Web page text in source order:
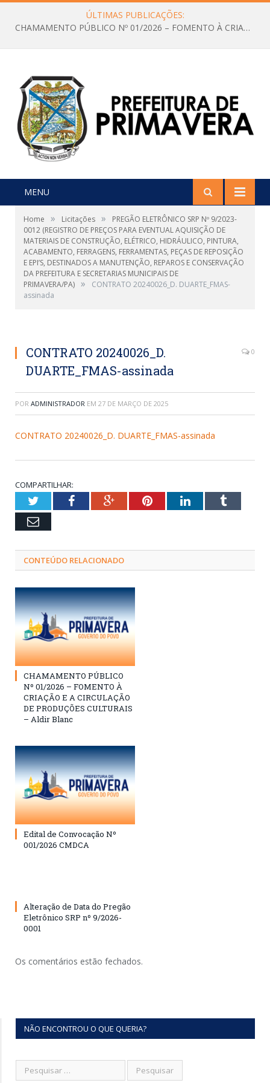
ÚLTIMAS PUBLICAÇÕES:
CHAMAMENTO PÚBLICO Nº 01/2026 – FOMENTO À CRIAÇÃO E A CIRCULAÇÃO DE PRODUÇÕES CULTURAIS – Aldir Blanc
MENU
Home » Licitações »
PREGÃO ELETRÔNICO SRP Nº 9/2023-
0012 (REGISTRO DE PREÇOS PARA EVENTUAL AQUISIÇÃO DE
MATERIAIS DE CONSTRUÇÃO, ELÉTRICO, HIDRÁULICO, PINTURA,
ACABAMENTO, FERRAGENS, FERRAMENTAS, PEÇAS DE REPOSIÇÃO
E EPI’S, DESTINADOS A MANUTENÇÃO, REPAROS E CONSERVAÇÃO
DA PREFEITURA E SECRETARIAS MUNICIPAIS DE
PRIMAVERA/PA) »
CONTRATO 20240026_D. DUARTE_FMAS-
assinada
CONTRATO 20240026_D.
DUARTE_FMAS-assinada
0
POR ADMINISTRADOR EM 27 DE MARÇO DE 2025
CONTRATO 20240026_D. DUARTE_FMAS-assinada
COMPARTILHAR:
TwitterFacebookGoogle+PinterestLinkedInTumblr
Email
CONTEÚDO RELACIONADO
CHAMAMENTO PÚBLICO
Nº 01/2026 – FOMENTO À
CRIAÇÃO E A CIRCULAÇÃO
DE PRODUÇÕES CULTURAIS
– Aldir Blanc
Edital de Convocação Nº
001/2026 CMDCA
Alteração de Data do Pregão
Eletrônico SRP nº 9/2026-
0001
Os comentários estão fechados.
NÃO ENCONTROU O QUE QUERIA?